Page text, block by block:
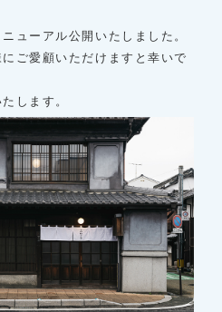
ューアル公開いたしました。
ご愛顧いただけますと幸いで
します。